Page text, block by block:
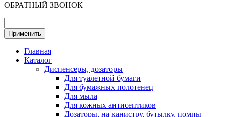
ОБРАТНЫЙ ЗВОНОК
Главная
Каталог
Диспенсеры, дозаторы
Для туалетной бумаги
Для бумажных полотенец
Для мыла
Для кожных антисептиков
Дозаторы, на канистру, бутылку, помпы